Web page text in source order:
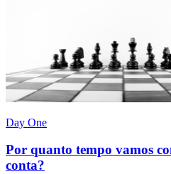
Day One
Por quanto tempo vamos
conta?